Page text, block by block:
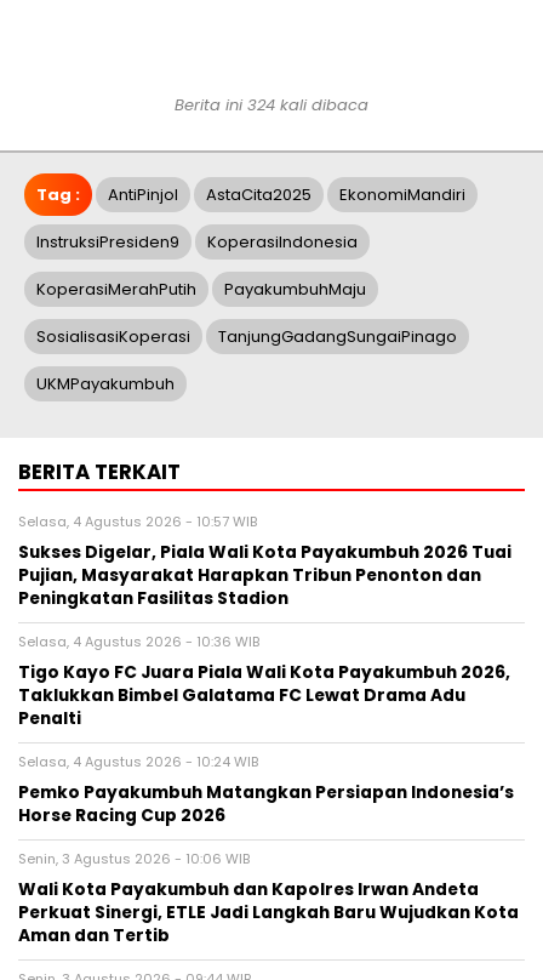
Berita ini 324 kali dibaca
Tag : AntiPinjol AstaCita2025 EkonomiMandiri
InstruksiPresiden9 KoperasiIndonesia
KoperasiMerahPutih PayakumbuhMaju
SosialisasiKoperasi TanjungGadangSungaiPinago
UKMPayakumbuh
BERITA TERKAIT
Selasa, 4 Agustus 2026 - 10:57 WIB
Sukses Digelar, Piala Wali Kota Payakumbuh 2026 Tuai
Pujian, Masyarakat Harapkan Tribun Penonton dan
Peningkatan Fasilitas Stadion
Selasa, 4 Agustus 2026 - 10:36 WIB
Tigo Kayo FC Juara Piala Wali Kota Payakumbuh 2026,
Taklukkan Bimbel Galatama FC Lewat Drama Adu
Penalti
Selasa, 4 Agustus 2026 - 10:24 WIB
Pemko Payakumbuh Matangkan Persiapan Indonesia’s
Horse Racing Cup 2026
Senin, 3 Agustus 2026 - 10:06 WIB
Wali Kota Payakumbuh dan Kapolres Irwan Andeta
Perkuat Sinergi, ETLE Jadi Langkah Baru Wujudkan Kota
Aman dan Tertib